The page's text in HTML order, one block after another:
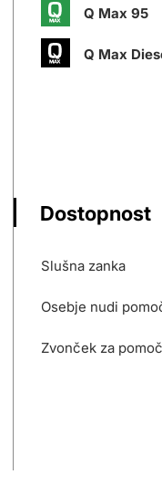
Q Max 95
Q Max
Dostopnost
Slušna zanka
Osebje nudi
Zvonček za